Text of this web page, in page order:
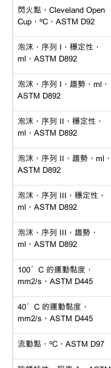
閃火點， Cleveland Open
Cup，ºC，ASTM D92
泡沫，序列 I，穩定性，
ml，ASTM D892
泡沫，序列 I，趨勢，ml，
ASTM D892
泡沫，序列 II，穩定性，
ml，ASTM D892
泡沫，序列 II，趨勢，ml，
ASTM D892
泡沫，序列 III，穩定性，
ml，ASTM D892
泡沫，序列 III，趨勢，
ml，ASTM D892
100°C 的運動黏度，
mm2/s，ASTM D445
40°C 的運動黏度，
mm2/s，ASTM D445
流動點， ºC，ASTM D97